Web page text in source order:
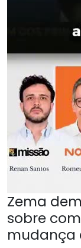
Zema
sobre
mudança